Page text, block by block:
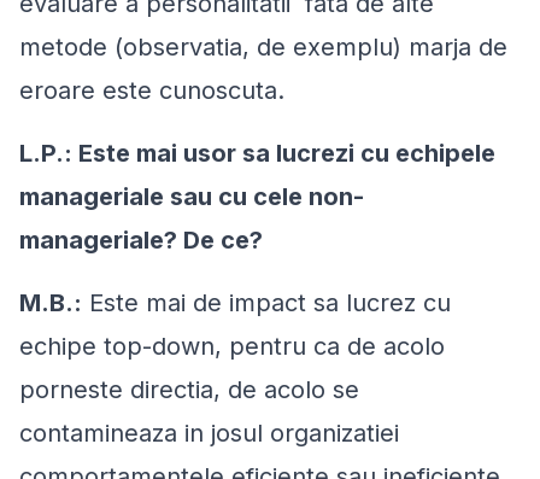
metode (observatia, de exemplu) marja de
eroare este cunoscuta.
L.P.: Este mai usor sa lucrezi cu echipele
manageriale sau cu cele non-
manageriale? De ce?
M.B.: Este mai de impact sa lucrez cu
echipe top-down, pentru ca de acolo
porneste directia, de acolo se
contamineaza in josul organizatiei